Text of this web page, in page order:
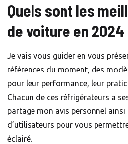
Quels sont les
de voiture en 2024
Je vais vous guider en vous
références du moment, des
pour leur performance, leur
Chacun de ces réfrigérateurs a
partage mon avis personnel ainsi
d’utilisateurs pour vous
éclairé.